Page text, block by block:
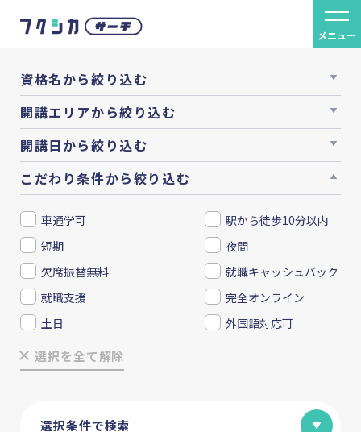
メニュー
資格名から絞り込む
開講エリアから絞り込む
開講日から絞り込む
こだわり条件から絞り込む
車通学可
駅から徒歩10分以内
短期
夜間
欠席振替無料
就職キャッシュバック
就職支援
完全オンライン
土日
外国語対応可
選択を全て解除
選択条件で検索